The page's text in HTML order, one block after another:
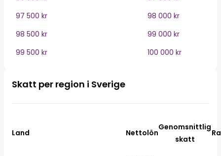
97 500 kr
98 000 kr
98 500 kr
99 000 kr
99 500 kr
100 000 kr
Skatt per region i Sverige
Land Nettolön
Genomsnittlig
skatt